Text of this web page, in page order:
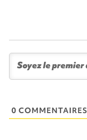
0 COMMENTAIRES